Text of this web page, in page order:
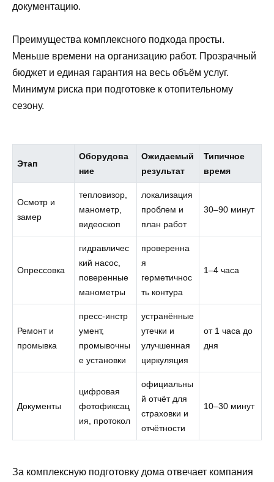
документацию.
Преимущества комплексного подхода просты.
Меньше времени на организацию работ. Прозрачный
бюджет и единая гарантия на весь объём услуг.
Минимум риска при подготовке к отопительному
сезону.
Этап
Оборудова
ние
Ожидаемый
результат
Типичное
время
Осмотр и
замер
тепловизор,
манометр,
видеоскоп
локализация
проблем и
план работ
30–90 минут
Опрессовка
гидравличес
кий насос,
поверенные
манометры
проверенна
я
герметичнос
ть контура
1–4 часа
Ремонт и
промывка
пресс‑инстр
умент,
промывочны
е установки
устранённые
утечки и
улучшенная
циркуляция
от 1 часа до
дня
Документы
цифровая
фотофиксац
ия, протокол
официальны
й отчёт для
страховки и
отчётности
10–30 минут
За комплексную подготовку дома отвечает компания